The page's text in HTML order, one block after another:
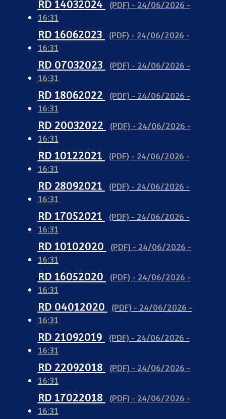
RD 14032024
(PDF) - 24/06/2026 -
16:31
RD 16062023
(PDF) - 24/06/2026 -
16:31
RD 07032023
(PDF) - 24/06/2026 -
16:31
RD 18062022
(PDF) - 24/06/2026 -
16:31
RD 20032022
(PDF) - 24/06/2026 -
16:31
RD 10122021
(PDF) - 24/06/2026 -
16:31
RD 28092021
(PDF) - 24/06/2026 -
16:31
RD 17052021
(PDF) - 24/06/2026 -
16:31
RD 10102020
(PDF) - 24/06/2026 -
16:31
RD 16052020
(PDF) - 24/06/2026 -
16:31
RD 04012020
(PDF) - 24/06/2026 -
16:31
RD 21092019
(PDF) - 24/06/2026 -
16:31
RD 22092018
(PDF) - 24/06/2026 -
16:31
RD 17022018
(PDF) - 24/06/2026 -
16:31